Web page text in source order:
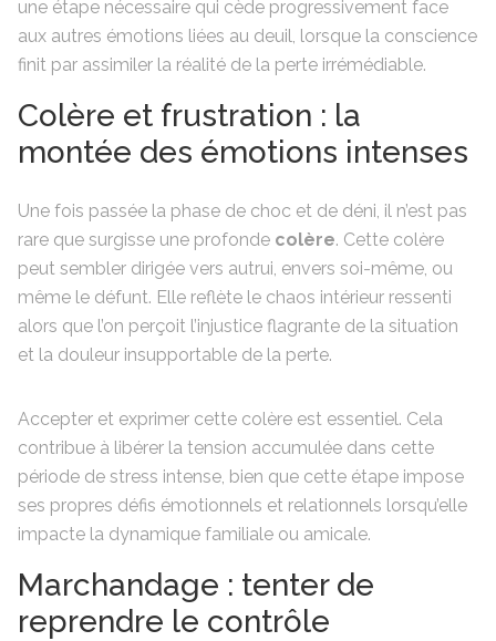
une étape nécessaire qui cède progressivement face
aux autres émotions liées au deuil, lorsque la conscience
finit par assimiler la réalité de la perte irrémédiable.
Colère et frustration : la
montée des émotions intenses
Une fois passée la phase de choc et de déni, il n’est pas
rare que surgisse une profonde colère. Cette colère
peut sembler dirigée vers autrui, envers soi-même, ou
même le défunt. Elle reflète le chaos intérieur ressenti
alors que l’on perçoit l’injustice flagrante de la situation
et la douleur insupportable de la perte.
Accepter et exprimer cette colère est essentiel. Cela
contribue à libérer la tension accumulée dans cette
période de stress intense, bien que cette étape impose
ses propres défis émotionnels et relationnels lorsqu’elle
impacte la dynamique familiale ou amicale.
Marchandage : tenter de
reprendre le contrôle